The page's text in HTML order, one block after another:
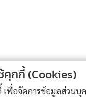
าดภาคเหนือเปิดสาขา
อมส่งโปรโมชันพิเศษ
คุกกี้ (Cookies)
เพื่อจัดการข้อมูลส่วนบุ